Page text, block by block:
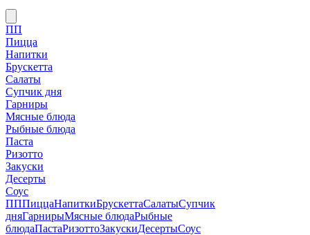
ПП
Пицца
Напитки
Брускетта
Салаты
Супчик дня
Гарниры
Мясные блюда
Рыбные блюда
Паста
Ризотто
Закуски
Десерты
Соус
ПППиццаНапиткиБрускеттаСалатыСупчик
дняГарнирыМясные блюдаРыбные
блюдаПастаРизоттоЗакускиДесертыСоус